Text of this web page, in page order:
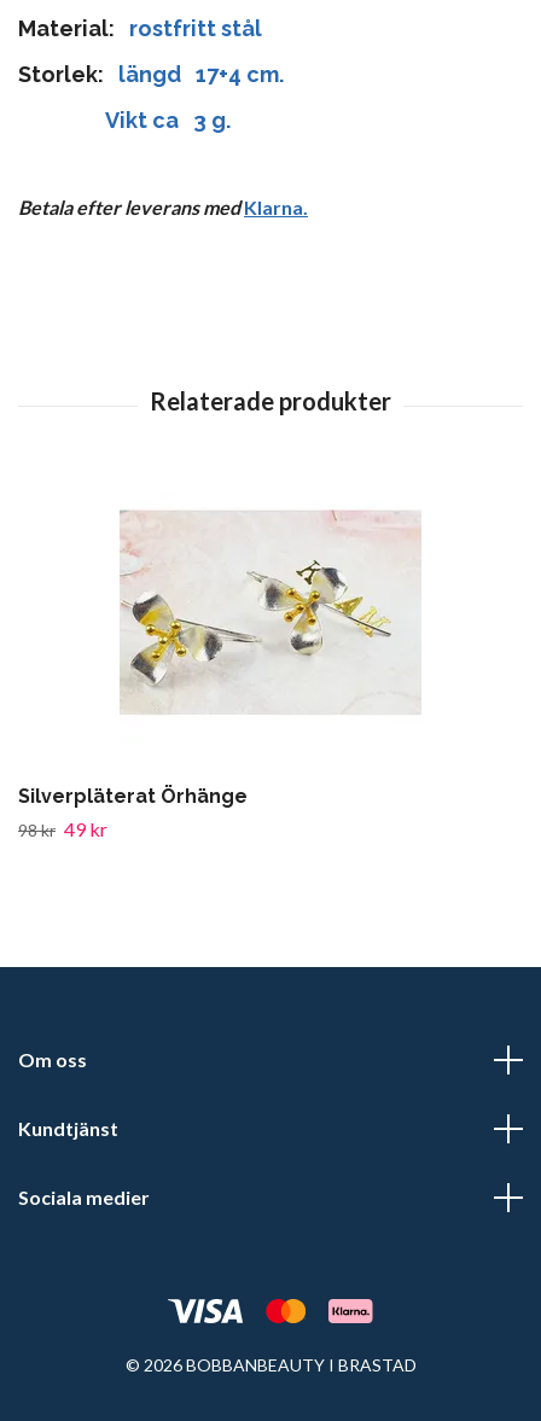
Material:
rostfritt stål
Storlek: längd 17+4 cm.
Vikt ca 3 g.
Betala efter leverans med Klarna.
Silverpläterat Örhänge
98 kr 49 kr
Om oss
Kundtjänst
Sociala medier
© 2026 BOBBANBEAUTY I BRASTAD